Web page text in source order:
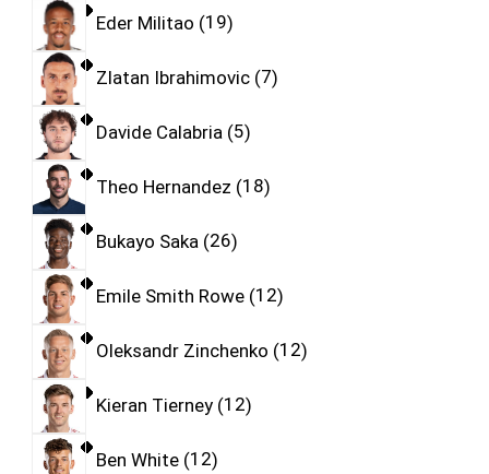
Eder Militao 19
Zlatan Ibrahimovic 7
Davide Calabria 5
Theo Hernandez 18
Bukayo Saka 26
Emile Smith Rowe 12
Oleksandr Zinchenko 12
Kieran Tierney 12
Ben White 12